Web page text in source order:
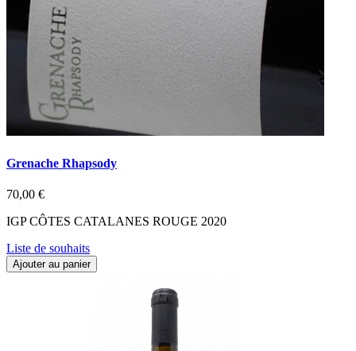
Grenache Rhapsody
70,00 €
IGP CÔTES CATALANES ROUGE 2020
Liste de souhaits
Ajouter au panier